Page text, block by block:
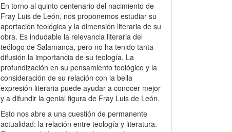
En torno al quinto centenario del nacimiento de
Fray Luis de León, nos proponemos estudiar su
aportación teológica y la dimensión literaria de su
obra. Es indudable la relevancia literaria del
teólogo de Salamanca, pero no ha tenido tanta
difusión la importancia de su teología. La
profundización en su pensamiento teológico y la
consideración de su relación con la bella
expresión literaria puede ayudar a conocer mejor
y a difundir la genial figura de Fray Luis de León.
Esto nos abre a una cuestión de permanente
actualidad: la relación entre teología y literatura.